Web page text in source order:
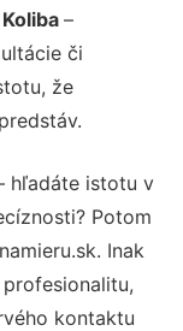
–
či
že
hľadáte istotu v
Potom
Inak
kontaktu